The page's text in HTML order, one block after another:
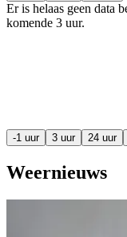
Er is helaas geen data
komende 3 uur.
-1 uur 3 uur 24 uur
Weernieuws